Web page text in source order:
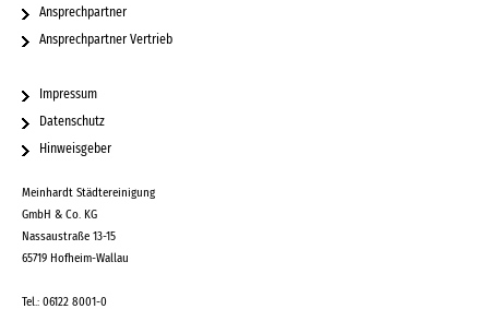
Ansprechpartner
Ansprechpartner Vertrieb
Impressum
Datenschutz
Hinweisgeber
Meinhardt Städtereinigung
GmbH & Co. KG
Nassaustraße 13-15
65719 Hofheim-Wallau
Tel.: 06122 8001-0